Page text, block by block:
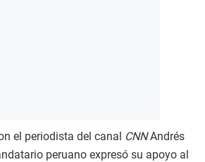
el periodista del canal CNNAndrés
peruano expresó su apoyo al